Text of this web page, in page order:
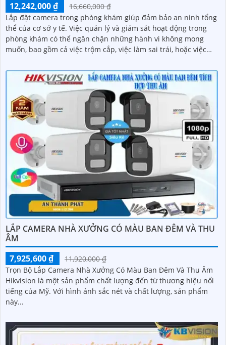
12,242,000 ₫
16,660,000 ₫
Lắp đặt camera trong phòng khám giúp đảm bảo an ninh tổng
thể của cơ sở y tế. Việc quản lý và giám sát hoạt động trong
phòng khám có thể ngăn chặn những hành vi không mong
muốn, bao gồm cả việc trộm cắp, việc làm sai trái, hoặc việc
LẮP CAMERA NHÀ XƯỞNG CÓ MÀU BAN ĐÊM VÀ THU
ÂM
7,925,600 ₫
11,920,000 ₫
Trọn Bộ Lắp Camera Nhà Xưởng Có Màu Ban Đêm Và Thu Âm
Hikvision là một sản phẩm chất lượng đến từ thương hiệu nổi
tiếng của Mỹ. Với hình ảnh sắc nét và chất lượng, sản phẩm
này...